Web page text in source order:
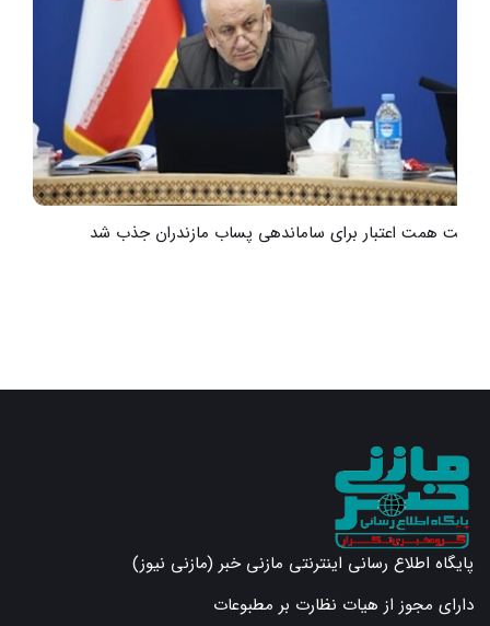
هشت همت اعتبار برای ساماندهی پساب مازندران جذب شد
پایگاه اطلاع رسانی اینترنتی مازنی خبر (مازنی نیوز)
دارای مجوز از هیات نظارت بر مطبوعات